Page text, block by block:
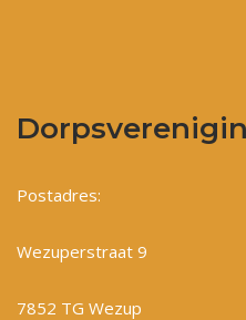
Postadres:
Wezuperstraat 9
7852 TG Wezup